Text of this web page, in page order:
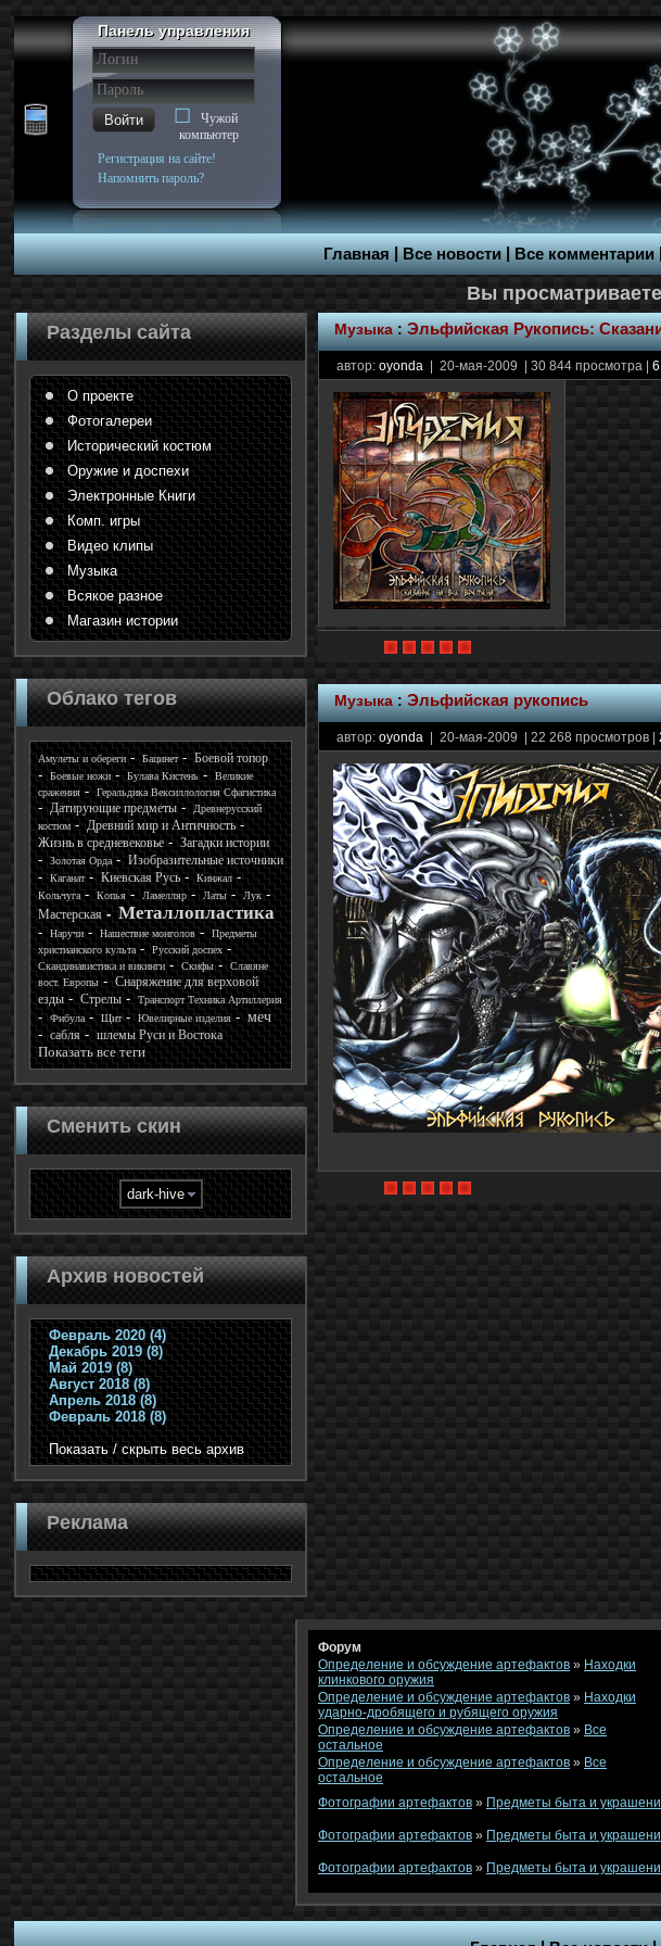
Панель управления
Войти
Чужой
компьютер
Регистрация на сайте!
Напомнить пароль?
Главная|Все новости|Все комментарии
Музыка: Эльфийская Рукопись:
автор:oyonda | 20-мая-2009 | 30 844 просмотра |
Музыка: Эльфийская рукопись
автор:oyonda | 20-мая-2009 | 22 268 просмотров |
Разделы сайта
О проекте
Фотогалереи
Исторический костюм
Оружие и доспехи
Электронные Книги
Комп. игры
Видео клипы
Музыка
Всякое разное
Магазин истории
Облако тегов
Амулеты и обереги Бацинет Боевой топор
Боевые ножи Булава Кистень
Великие
сражения
Геральдика Вексиллология Сфагистика
Датирующие предметы
Древнерусский
костюм
Древний мир и Античность
Жизнь в средневековье
Загадки истории
Золотая Орда Изобразительные источники
Каганат Киевская Русь
Кинжал
Кольчуга
Копья Ламелляр Латы Лук
Мастерская Металлопластика
Наручи Нашествие монголов
Предметы
христианского культа
Русский доспех
Скандинавистика и викинги
Скифы
Славяне
вост. Европы
Снаряжение для верховой
езды
Стрелы
Транспорт Техника Артиллерия
Фибула
Щит Ювелирные изделия меч
сабля шлемы Руси и Востока
Показать все теги
Сменить скин
Архив новостей
Февраль 2020 (4)
Декабрь 2019 (8)
Май 2019 (8)
Август 2018 (8)
Апрель 2018 (8)
Февраль 2018 (8)
Показать / скрыть весь архив
Реклама
Форум
Определение и обсуждение артефактов » Находки
клинкового оружия
Определение и обсуждение артефактов » Находки
ударно-дробящего и рубящего оружия
Определение и обсуждение артефактов » Все
остальное
Определение и обсуждение артефактов » Все
остальное
Фотографии артефактов » Предметы быта и
Фотографии артефактов » Предметы быта и
Фотографии артефактов » Предметы быта и